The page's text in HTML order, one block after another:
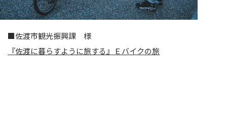
■佐渡市観光振興課 様
『佐渡に暮らすように旅する』Ｅバイクの旅